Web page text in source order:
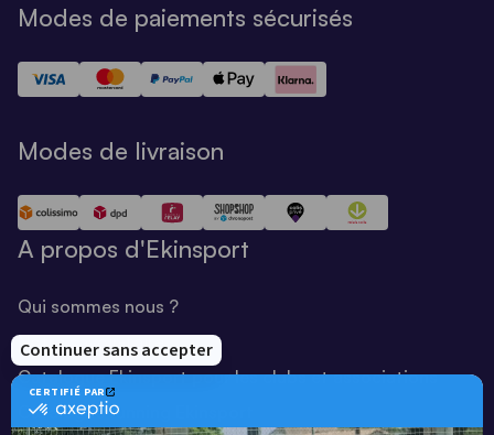
Modes de paiements sécurisés
Modes de livraison
A propos d'Ekinsport
Qui sommes nous ?
Notre savoir-faire
Catalogue Ekinsport pour les clubs et associations
Catalogue running Ekinsport